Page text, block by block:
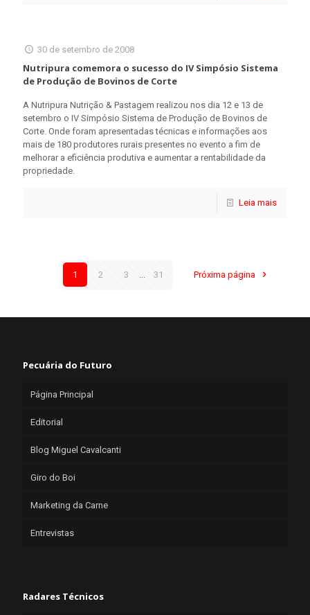
30 de setembro de 2008
Nutripura comemora o sucesso do IV Simpósio Sistema
de Produção de Bovinos de Corte
A Nutripura Nutrição & Pastagem realizou nos dia 12 e 13 de
setembro o IV Simpósio Sistema de Produção de Bovinos de
Corte. Onde foram apresentadas técnicas e informações aos
mais de 180 produtores rurais presentes no evento a fim de
melhorar a eficiência produtiva e aumentar a rentabilidade da
propriedade.
Leia mais
1 2 3 ... 31 Próxima página
Pecuária do Futuro
Página Principal
Editorial
Blog Miguel Cavalcanti
Giro do Boi
Marketing da Carne
Entrevistas
Radares Técnicos